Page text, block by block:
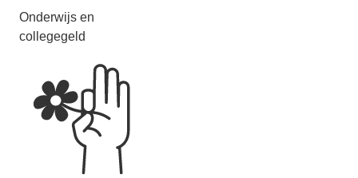
Onderwijs en
collegegeld